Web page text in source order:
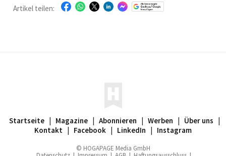
fit für neue
Artikel teilen:
Startseite Magazine Abonnieren Werben Über uns
Kontakt
Facebook LinkedIn Instagram
© HOGAPAGE Media GmbH